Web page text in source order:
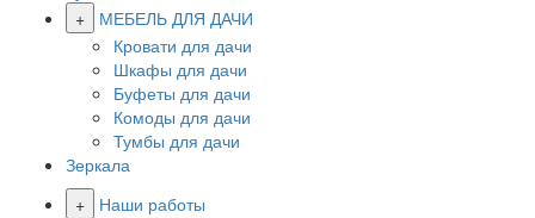
+
МЕБЕЛЬ ДЛЯ ДАЧИ
Кровати для дачи
Шкафы для дачи
Буфеты для дачи
Комоды для дачи
Тумбы для дачи
Зеркала
+
Наши работы